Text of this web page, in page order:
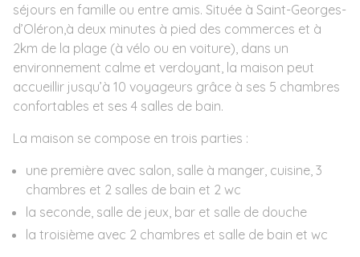
séjours en famille ou entre amis. Située à Saint-Georges-
d’Oléron,à deux minutes à pied des commerces et à
2km de la plage (à vélo ou en voiture), dans un
environnement calme et verdoyant, la maison peut
accueillir jusqu’à 10 voyageurs grâce à ses 5 chambres
confortables et ses 4 salles de bain.
La maison se compose en trois parties :
une première avec salon, salle à manger, cuisine, 3
chambres et 2 salles de bain et 2 wc
la seconde, salle de jeux, bar et salle de douche
la troisième avec 2 chambres et salle de bain et wc